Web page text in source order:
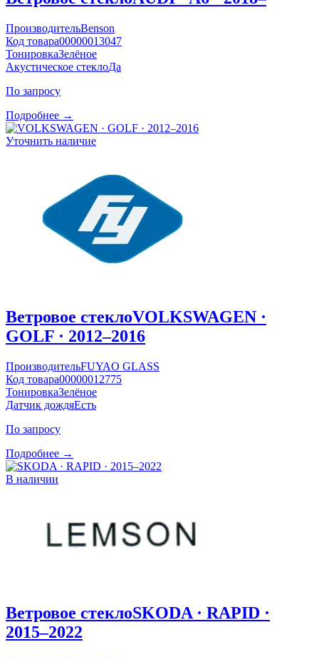
ПроизводительBenson
Код товара00000013047
ТонировкаЗелёное
Акустическое стеклоДа
По запросу
Подробнее →
Уточнить наличие
Ветровое стеклоVOLKSWAGEN ·
GOLF · 2012–2016
ПроизводительFUYAO GLASS
Код товара00000012775
ТонировкаЗелёное
Датчик дождяЕсть
По запросу
Подробнее →
В наличии
Ветровое стеклоSKODA · RAPID ·
2015–2022